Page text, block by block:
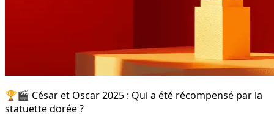
🏆🎬 César et Oscar 2025 : Qui a été récompensé par la
statuette dorée ?